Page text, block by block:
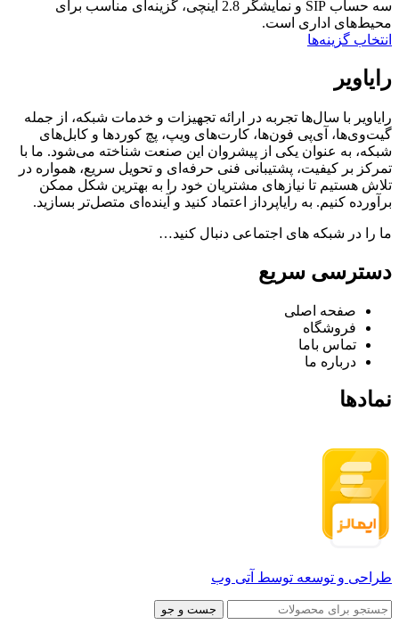
سه حساب SIP و نمایشگر 2.8 اینچی، گزینه‌ای مناسب برای
محیط‌های اداری است.
انتخاب گزینه‌ها
رایاویر
رایاویر با سال‌ها تجربه در ارائه تجهیزات و خدمات شبکه، از جمله
گیت‌وی‌ها، آی‌پی فون‌ها، کارت‌های ویپ، پچ کوردها و کابل‌های
شبکه، به عنوان یکی از پیشروان این صنعت شناخته می‌شود. ما با
تمرکز بر کیفیت، پشتیبانی فنی حرفه‌ای و تحویل سریع، همواره در
تلاش هستیم تا نیازهای مشتریان خود را به بهترین شکل ممکن
برآورده کنیم. به رایاپرداز اعتماد کنید و آینده‌ای متصل‌تر بسازید.
ما را در شبکه های اجتماعی دنبال کنید…
دسترسی سریع
صفحه اصلی
فروشگاه
تماس باما
درباره ما
نمادها
طراحی و توسعه توسط آتی وب
جست و جو